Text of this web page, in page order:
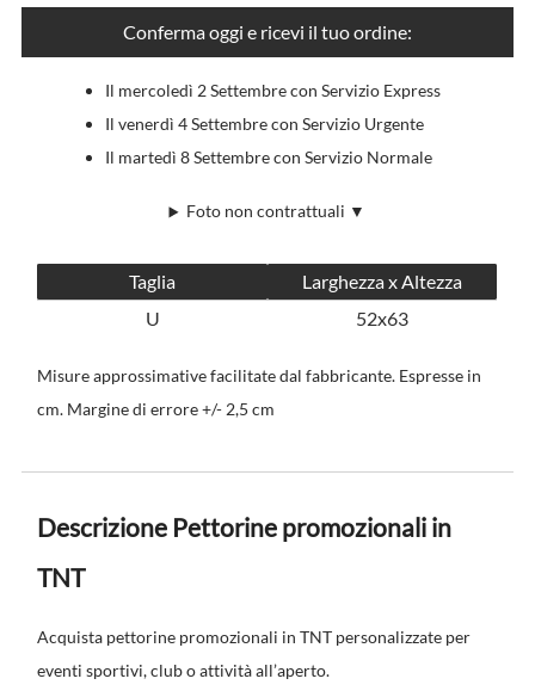
Conferma oggi e ricevi il tuo ordine:
Il mercoledì 2 Settembre con Servizio Express
Il venerdì 4 Settembre con Servizio Urgente
Il martedì 8 Settembre con Servizio Normale
Foto non contrattuali ▼
Taglia
Larghezza x Altezza
U
52x63
Misure approssimative facilitate dal fabbricante. Espresse in
cm. Margine di errore +/- 2,5 cm
Descrizione Pettorine promozionali in
TNT
Acquista pettorine promozionali in TNT personalizzate per
eventi sportivi, club o attività all’aperto.